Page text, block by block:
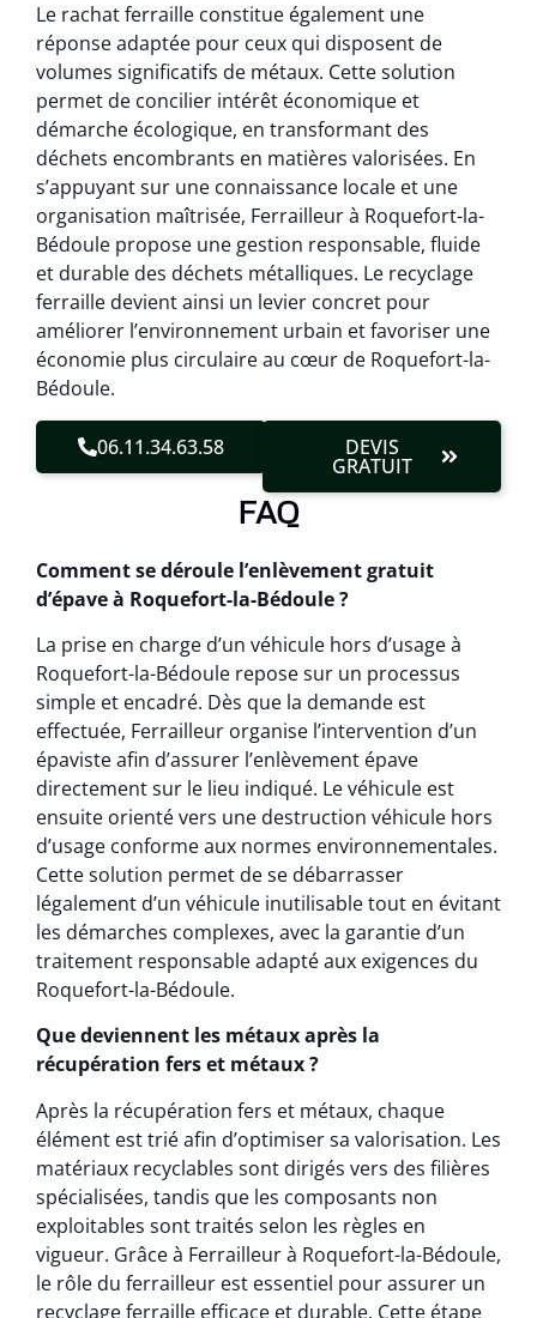
Le rachat ferraille constitue également une
réponse adaptée pour ceux qui disposent de
volumes significatifs de métaux. Cette solution
permet de concilier intérêt économique et
démarche écologique, en transformant des
déchets encombrants en matières valorisées. En
s’appuyant sur une connaissance locale et une
organisation maîtrisée, Ferrailleur à Roquefort-la-
Bédoule propose une gestion responsable, fluide
et durable des déchets métalliques. Le recyclage
ferraille devient ainsi un levier concret pour
améliorer l’environnement urbain et favoriser une
économie plus circulaire au cœur de Roquefort-la-
Bédoule.
06.11.34.63.58 DEVIS
GRATUIT
FAQ
Comment se déroule l’enlèvement gratuit
d’épave à Roquefort-la-Bédoule ?
La prise en charge d’un véhicule hors d’usage à
Roquefort-la-Bédoule repose sur un processus
simple et encadré. Dès que la demande est
effectuée, Ferrailleur organise l’intervention d’un
épaviste afin d’assurer l’enlèvement épave
directement sur le lieu indiqué. Le véhicule est
ensuite orienté vers une destruction véhicule hors
d’usage conforme aux normes environnementales.
Cette solution permet de se débarrasser
légalement d’un véhicule inutilisable tout en évitant
les démarches complexes, avec la garantie d’un
traitement responsable adapté aux exigences du
Roquefort-la-Bédoule.
Que deviennent les métaux après la
récupération fers et métaux ?
Après la récupération fers et métaux, chaque
élément est trié afin d’optimiser sa valorisation. Les
matériaux recyclables sont dirigés vers des filières
spécialisées, tandis que les composants non
exploitables sont traités selon les règles en
vigueur. Grâce à Ferrailleur à Roquefort-la-Bédoule,
le rôle du ferrailleur est essentiel pour assurer un
recyclage ferraille efficace et durable. Cette étape